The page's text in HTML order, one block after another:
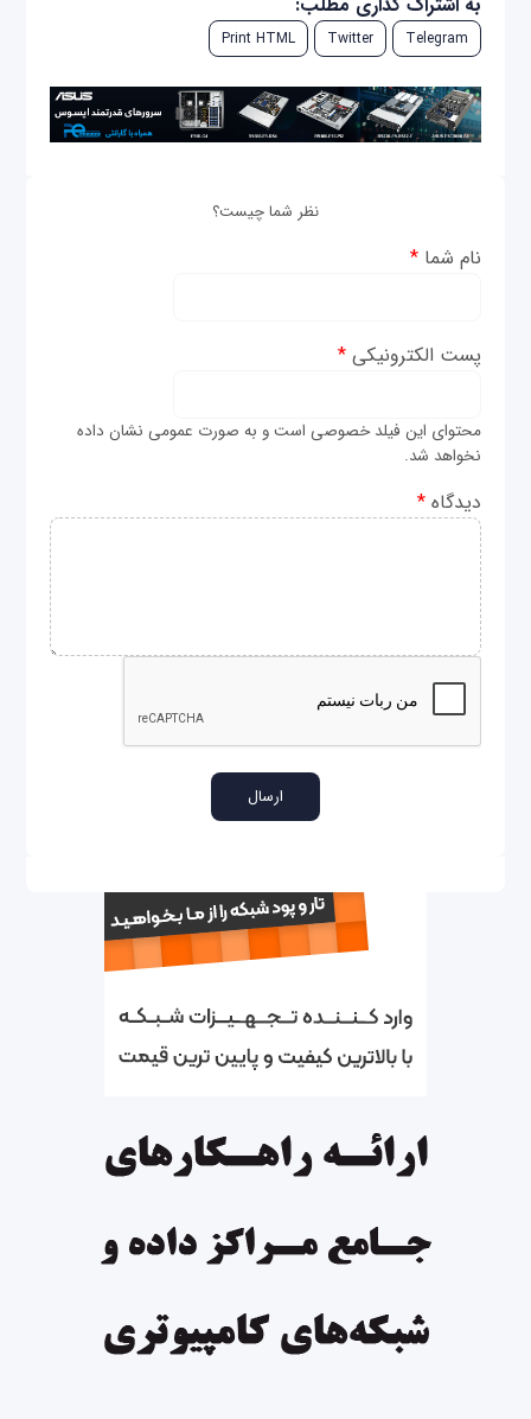
Telegram
Twitter
Print HTML
نظر شما چیست؟
نام شما*
پست الکترونیکی*
محتوای این فیلد خصوصی است و به صورت عمومی نشان داده
نخواهد شد.
دیدگاه*